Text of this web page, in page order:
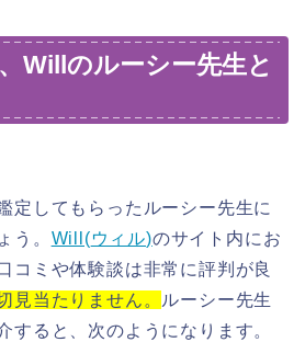
Willのルーシー先生と
定してもらったルーシー先生に
う。 Will(ウィル)のサイト内にお
コミや体験談は非常に評判が良
見当たりません。 ルーシー先生
すると、次のようになります。